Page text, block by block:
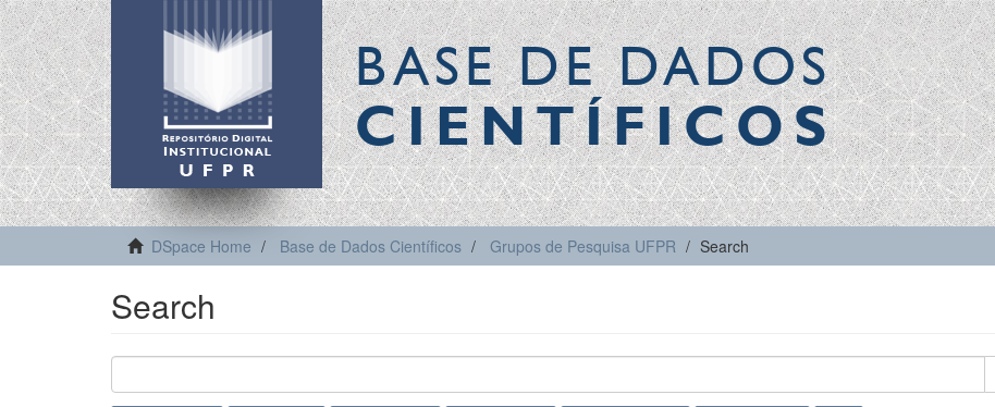
BASE DE DADOS
CIENTÍFICOS
DSpace Home Base de Dados Científicos Grupos de Pesquisa UFPR Search
Search